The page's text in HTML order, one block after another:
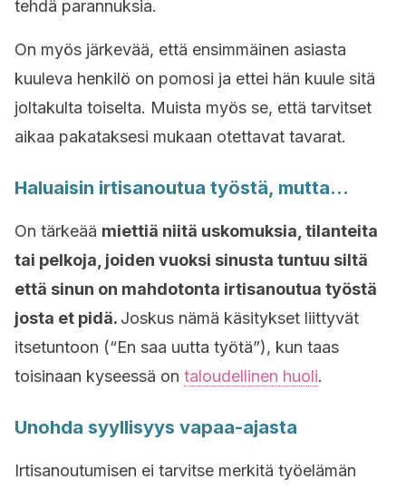
tehdä parannuksia.
On myös järkevää, että ensimmäinen asiasta
kuuleva henkilö on pomosi ja ettei hän kuule sitä
joltakulta toiselta. Muista myös se, että tarvitset
aikaa pakataksesi mukaan otettavat tavarat.
Haluaisin irtisanoutua työstä, mutta…
On tärkeää miettiä niitä uskomuksia, tilanteita
tai pelkoja, joiden vuoksi sinusta tuntuu siltä
että sinun on mahdotonta irtisanoutua työstä
josta et pidä. Joskus nämä käsitykset liittyvät
itsetuntoon (“En saa uutta työtä”), kun taas
toisinaan kyseessä on taloudellinen huoli.
Unohda syyllisyys vapaa-ajasta
Irtisanoutumisen ei tarvitse merkitä työelämän